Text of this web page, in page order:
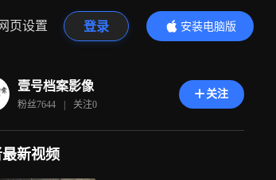
网页设置 登录
安装电脑版
内容更精彩
壹号档案影像
粉丝7644 | 关注0
关注
新视频